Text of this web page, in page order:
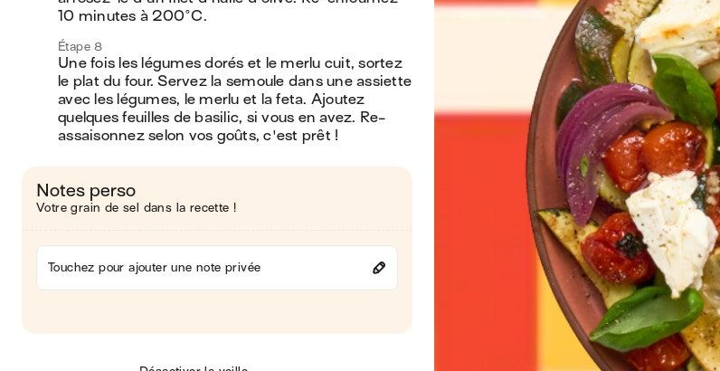
10 minutes à 200°C.
Étape 8
Une fois les légumes dorés et le merlu cuit, sortez
le plat du four. Servez la semoule dans une assiette
avec les légumes, le merlu et la feta. Ajoutez
quelques feuilles de basilic, si vous en avez. Re-
assaisonnez selon vos goûts, c'est prêt !
Notes perso
Votre grain de sel dans la recette !
Touchez pour ajouter une note privée